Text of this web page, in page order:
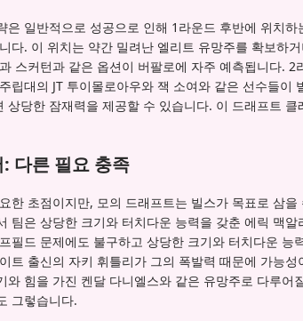
은 일반적으로 성공으로 인해 1라운드 후반에 위치
다. 이 위치는 약간 밀려난 엘리트 유망주를 확보하
스커턴과 같은 옵션이 버팔로에 자주 예측됩니다.
립대의 JT 투이몰로아우와 잭 소여와 같은 선수들
상당한 잠재력을 제공할 수 있습니다. 이 드래프트
다른 필요 충족
한 초점이지만, 모의 드래프트는 빌스가 목표로 삼
팀은 상당한 크기와 터치다운 능력을 갖춘 에릭 맥
필드 문제에도 불구하고 상당한 크기와 터치다운
트 출신의 자키 휘틀리가 그의 폭발력 때문에 가능
와 힘을 가진 켄달 다니엘스와 같은 유망주로 다루
그렇습니다.